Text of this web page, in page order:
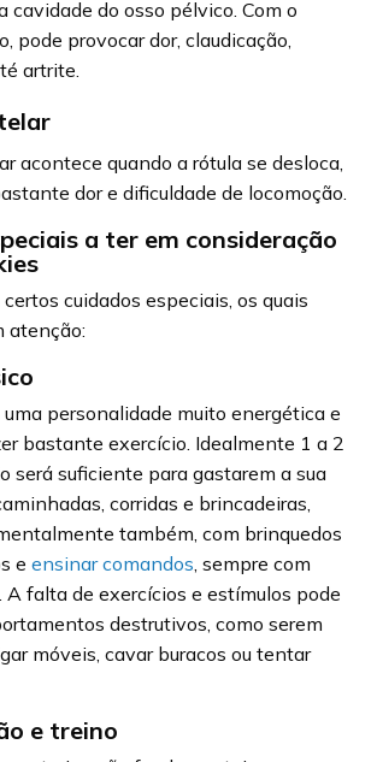
cavidade do osso pélvico. Com o
pode provocar dor, claudicação,
artrite.
acontece quando a rótula se desloca,
dor e dificuldade de locomoção.
a ter em consideração
cuidados especiais, os quais
atenção:
personalidade muito energética e
bastante exercício. Idealmente 1 a 2
será suficiente para gastarem a sua
corridas e brincadeiras,
também, com brinquedos
e ensinar comandos, sempre com
falta de exercícios e estímulos pode
destrutivos, como serem
móveis, cavar buracos ou tentar
e treino